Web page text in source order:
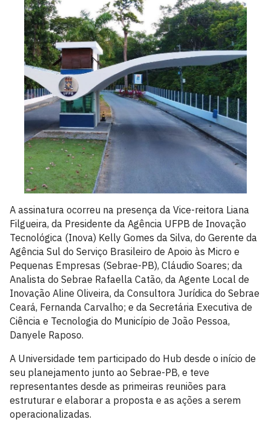
A assinatura ocorreu na presença da Vice-reitora Liana
Filgueira, da Presidente da Agência UFPB de Inovação
Tecnológica (Inova) Kelly Gomes da Silva, do Gerente da
Agência Sul do Serviço Brasileiro de Apoio às Micro e
Pequenas Empresas (Sebrae-PB), Cláudio Soares; da
Analista do Sebrae Rafaella Catão, da Agente Local de
Inovação Aline Oliveira, da Consultora Jurídica do Sebrae
Ceará, Fernanda Carvalho; e da Secretária Executiva de
Ciência e Tecnologia do Município de João Pessoa,
Danyele Raposo.
A Universidade tem participado do Hub desde o início de
seu planejamento junto ao Sebrae-PB, e teve
representantes desde as primeiras reuniões para
estruturar e elaborar a proposta e as ações a serem
operacionalizadas.